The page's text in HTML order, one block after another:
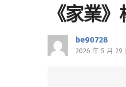
《家業
be90728
2026 年 5 月 29